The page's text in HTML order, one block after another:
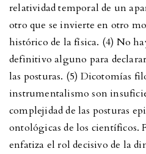
relatividad temporal de un
otro que se invierte en otro
histórico de la física. (4) No
definitivo alguno para
las posturas. (5) Dicotomías
instrumentalismo son
complejidad de las posturas
ontológicas de los científicos.
enfatiza el rol decisivo de la